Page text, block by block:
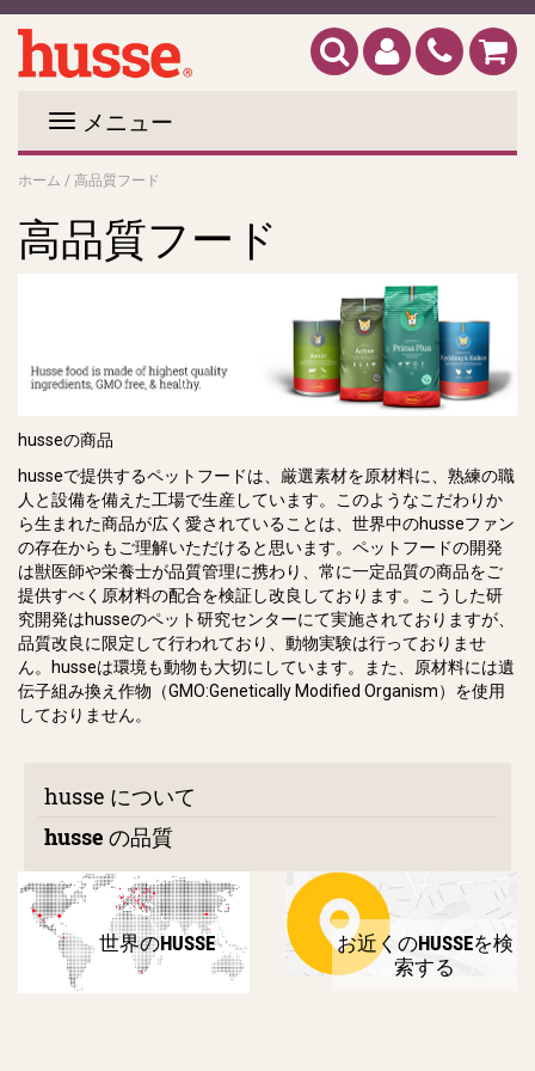
メニュー
ホーム / 高品質フード
高品質フード
husseの商品
husseで提供するペットフードは、厳選素材を原材料に、熟練の職
人と設備を備えた工場で生産しています。このようなこだわりか
ら生まれた商品が広く愛されていることは、世界中のhusseファン
の存在からもご理解いただけると思います。ペットフードの開発
は獣医師や栄養士が品質管理に携わり、常に一定品質の商品をご
提供すべく原材料の配合を検証し改良しております。こうした研
究開発はhusseのペット研究センターにて実施されておりますが、
品質改良に限定して行われており、動物実験は行っておりませ
ん。
husseは環境も動物も大切にしています。また、原材料には遺
伝子組み換え作物（GMO:Genetically Modified Organism） を使用
しておりません。
husse について
husse の品質
世界のHUSSE
お近くのHUSSEを検
索する